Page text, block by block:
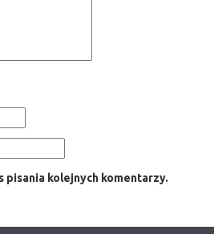
kolejnych komentarzy.